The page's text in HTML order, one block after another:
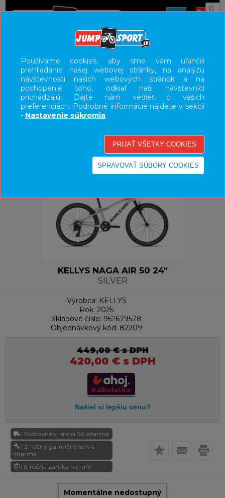
0
24"
UŽÍVATEĽSKÝ PANEL
KATEGÓRIE
VÝPREDAJ - VŠETKO
KELLYS NAGA AIR 50 24"
SILVER
Výrobca: KELLYS
Rok: 2025
Skladové číslo: 952679578
Objednávkový kód: 82209
449,00 €s DPH
420,00 €s DPH
| Poštovné v rámci SK zdarma
| 2-ročný garančný servis
zdarma
| 5-ročná záruka na rám
Momentálne nedostupný
Používame cookies, aby sme vám uľahčili
prehliadanie našej webovej stránky, na analýzu
návštevnosti našich webových stránok a na
pochopenie toho, odkiaľ naši návštevníci
prichádzajú. Dajte nám vedieť o vašich
preferenciách. Podrobné informácie nájdete v sekcii
- Nastavenie súkromia